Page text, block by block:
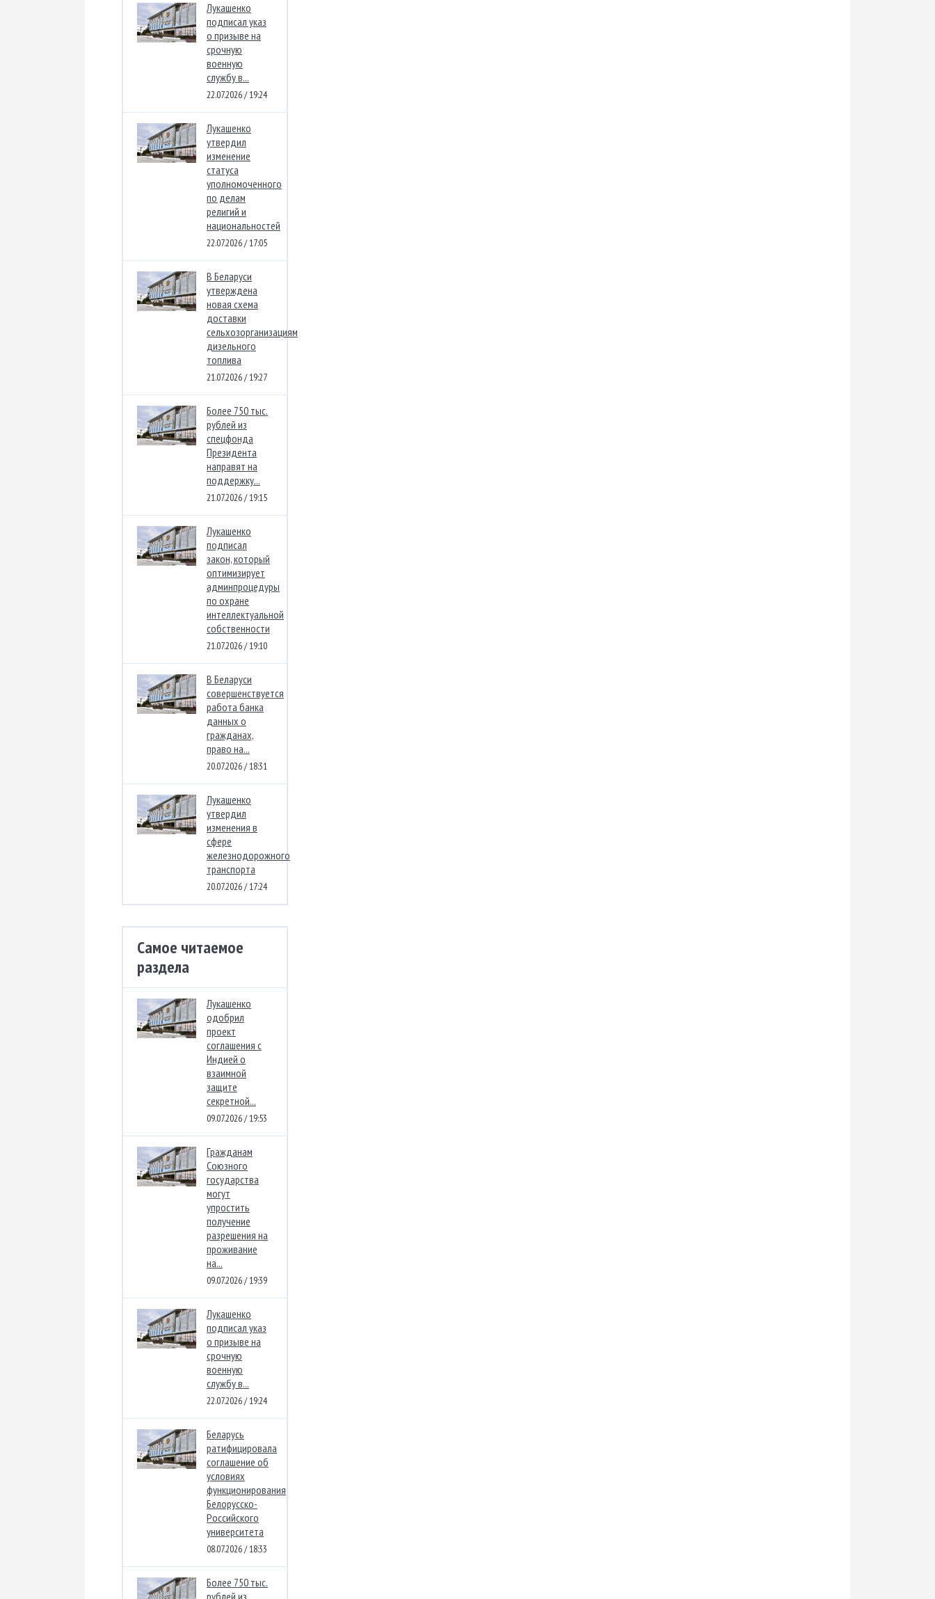
Лукашенко
подписал указ
о призыве на
срочную
военную
службу в...
22.07.2026 / 19:24
Лукашенко
утвердил
изменение
статуса
уполномоченного
по делам
религий и
национальностей
22.07.2026 / 17:05
В Беларуси
утверждена
новая схема
доставки
сельхозорганизациям
дизельного
топлива
21.07.2026 / 19:27
Более 750 тыс.
рублей из
спецфонда
Президента
направят на
поддержку...
21.07.2026 / 19:15
Лукашенко
подписал
закон, который
оптимизирует
админпроцедуры
по охране
интеллектуальной
собственности
21.07.2026 / 19:10
В Беларуси
совершенствуется
работа банка
данных о
гражданах,
право на...
20.07.2026 / 18:31
Лукашенко
утвердил
изменения в
сфере
железнодорожного
транспорта
20.07.2026 / 17:24
Самое читаемое
раздела
Лукашенко
одобрил
проект
соглашения с
Индией о
взаимной
защите
секретной...
09.07.2026 / 19:53
Гражданам
Союзного
государства
могут
упростить
получение
разрешения на
проживание
на...
09.07.2026 / 19:39
Лукашенко
подписал указ
о призыве на
срочную
военную
службу в...
22.07.2026 / 19:24
Беларусь
ратифицировала
соглашение об
условиях
функционирования
Белорусско-
Российского
университета
08.07.2026 / 18:33
Более 750 тыс.